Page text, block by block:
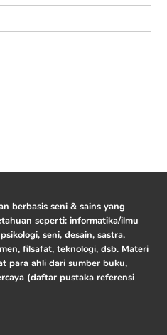
berbasis seni & sains yang
seperti: informatika/ilmu
seni, desain, sastra,
filsafat, teknologi, dsb. Materi
para ahli dari sumber buku,
(daftar pustaka referensi